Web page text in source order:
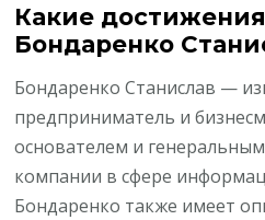
Какие
Бондаренко
Бондаренко Станислав —
предприниматель и
основателем и
компании в сфере
Бондаренко также имеет